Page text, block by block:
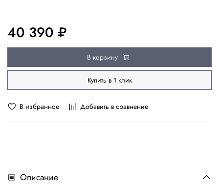
В избранное Добавить в сравнение
40 390 ₽
В корзину
Купить в 1 клик
Описание